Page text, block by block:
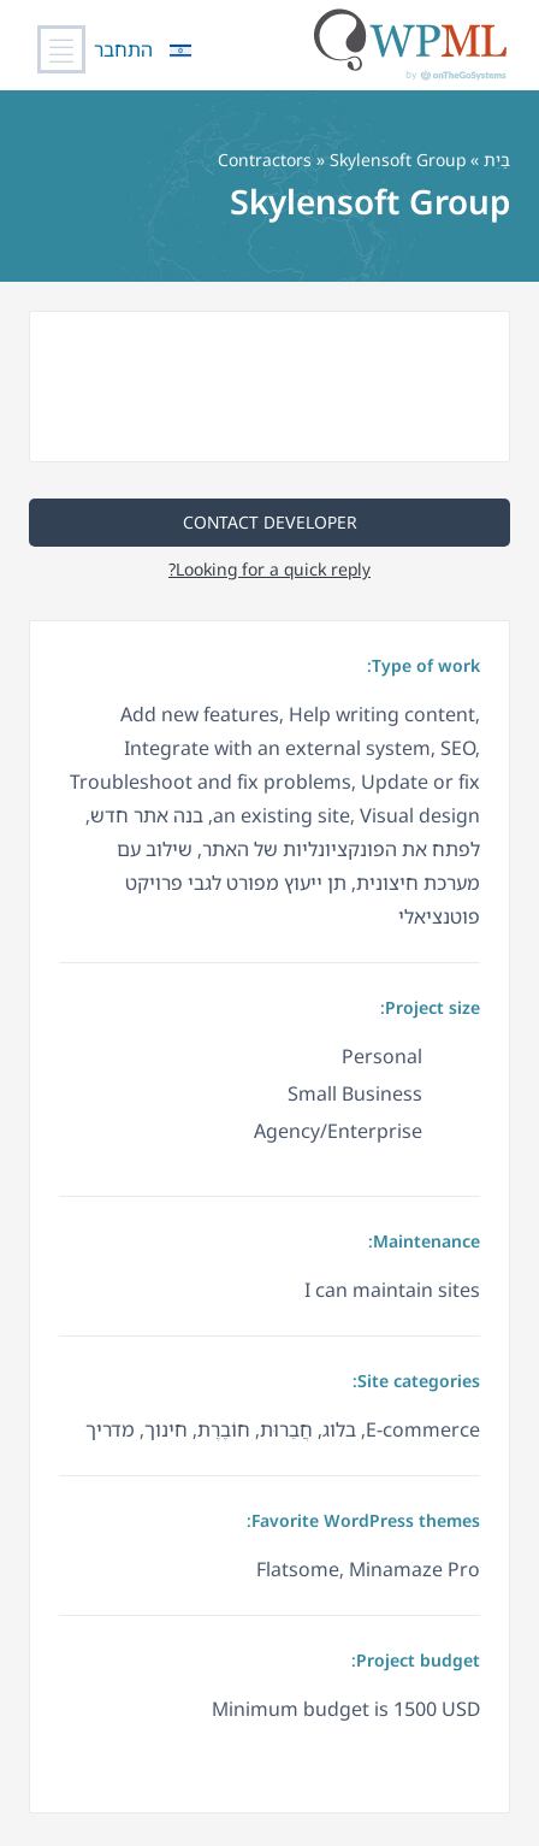
התחבר
בַּיִת »
Contractors » Skylensoft Group
Skylensoft Group
CONTACT DEVELOPER
Looking for a quick reply?
Type of work:
Add new features, Help writing content,
Integrate with an external system, SEO,
Troubleshoot and fix problems, Update or fix
an existing site, Visual design, בנה אתר חדש,
לפתח את הפונקציונליות של האתר, שילוב עם
מערכת חיצונית, תן ייעוץ מפורט לגבי פרויקט
פוטנציאלי
Project size:
Personal
Small Business
Agency/Enterprise
Maintenance:
I can maintain sites
Site categories:
E-commerce, בלוג, חֲבֵרוּת, חוֹבֶרֶת, חינוך, מדריך
Favorite WordPress themes:
Flatsome, Minamaze Pro
Project budget:
Minimum budget is 1500 USD